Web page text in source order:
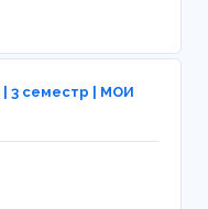
3 семестр | МОИ